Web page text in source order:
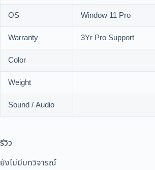
OS
Window 11 Pro
Warranty
3Yr Pro Support
Color
Weight
Sound / Audio
รีวิว
ยังไม่มีบทวิจารณ์